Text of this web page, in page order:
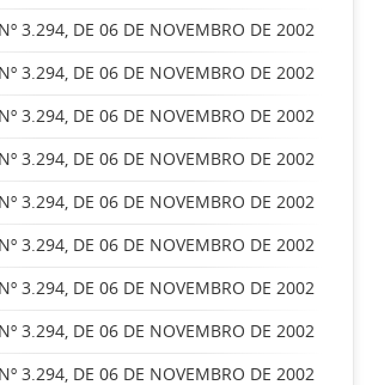
3.294, DE 06 DE NOVEMBRO DE 2002
3.294, DE 06 DE NOVEMBRO DE 2002
3.294, DE 06 DE NOVEMBRO DE 2002
3.294, DE 06 DE NOVEMBRO DE 2002
3.294, DE 06 DE NOVEMBRO DE 2002
3.294, DE 06 DE NOVEMBRO DE 2002
3.294, DE 06 DE NOVEMBRO DE 2002
3.294, DE 06 DE NOVEMBRO DE 2002
3.294, DE 06 DE NOVEMBRO DE 2002